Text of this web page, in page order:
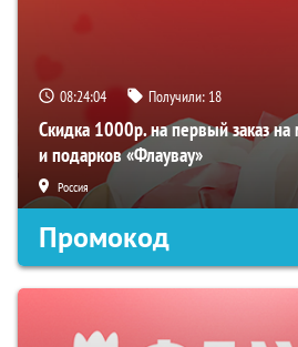
08:24:03 Получили: 18
Скидка 1000р. на первый заказ на
и подарков «Флаувау»
Россия
Промокод